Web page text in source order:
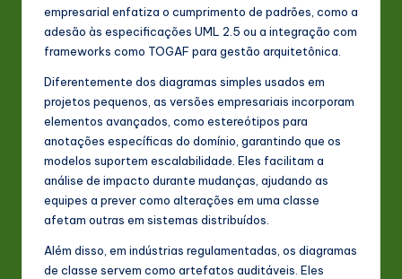
empresarial enfatiza o cumprimento de padrões, como a
adesão às especificações UML 2.5 ou a integração com
frameworks como TOGAF para gestão arquitetônica.
Diferentemente dos diagramas simples usados em
projetos pequenos, as versões empresariais incorporam
elementos avançados, como estereótipos para
anotações específicas do domínio, garantindo que os
modelos suportem escalabilidade. Eles facilitam a
análise de impacto durante mudanças, ajudando as
equipes a prever como alterações em uma classe
afetam outras em sistemas distribuídos.
Além disso, em indústrias regulamentadas, os diagramas
de classe servem como artefatos auditáveis. Eles